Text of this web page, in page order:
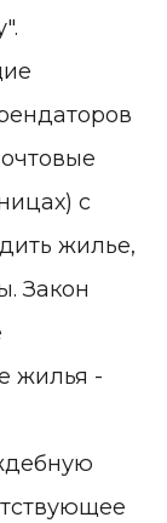
с
жилье,
Закон
жилья -